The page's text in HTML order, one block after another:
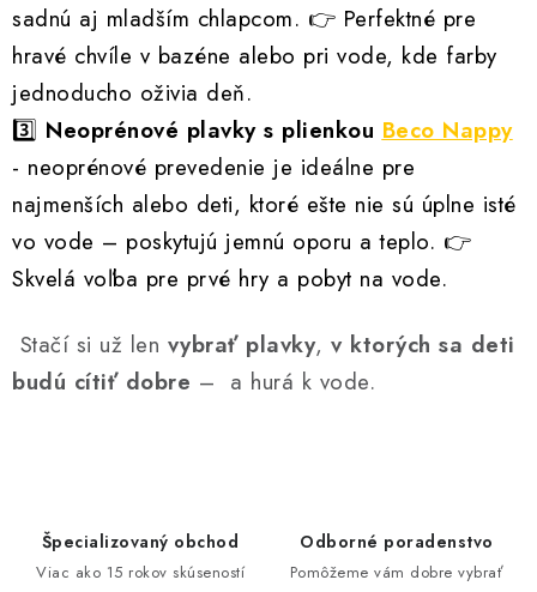
sadnú aj mladším chlapcom. 👉 Perfektné pre
hravé chvíle v bazéne alebo pri vode, kde farby
jednoducho oživia deň.
3️⃣ Neoprénové plavky s plienkou Beco Nappy
- neoprénové prevedenie je ideálne pre
najmenších alebo deti, ktoré ešte nie sú úplne isté
vo vode – poskytujú jemnú oporu a teplo. 👉
Skvelá voľba pre prvé hry a pobyt na vode.
Stačí si už len vybrať plavky, v ktorých sa deti
budú cítiť dobre – a hurá k vode.
Špecializovaný obchod
Viac ako 15 rokov skúseností
Odborné poradenstvo
Pomôžeme vám dobre vybrať